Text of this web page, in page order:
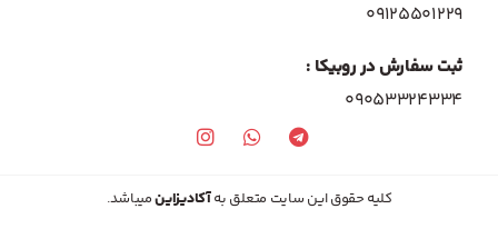
۰۹۱۲۵۵۰۱۲۲۹
ثبت سفارش در روبیکا :
09053324334
کلیه حقوق این سایت متعلق بهآکادیزاینمیباشد.